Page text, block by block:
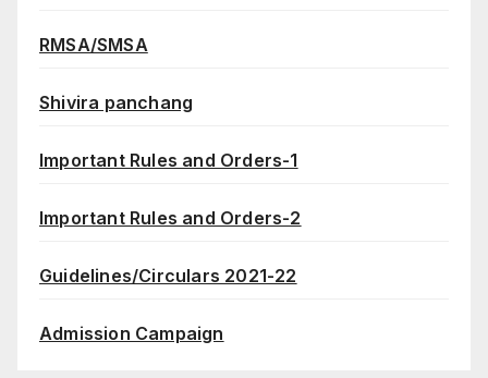
RMSA/SMSA
Shivira panchang
Important Rules and Orders-1
Important Rules and Orders-2
Guidelines/Circulars 2021-22
Admission Campaign